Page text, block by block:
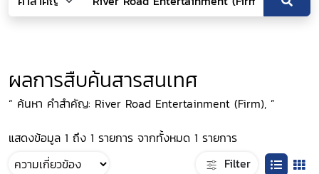
ผลการสืบค้นสารสนเทศ
“ ค้นหา คำสำคัญ: River Road Entertainment (Firm), ”
แสดงข้อมูล 1 ถึง 1 รายการ จากทั้งหมด 1 รายการ
Filter